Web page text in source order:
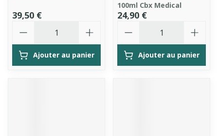
39,50 €
Ajouter au panier
100ml Cbx Medical
24,90 €
Ajouter au panier